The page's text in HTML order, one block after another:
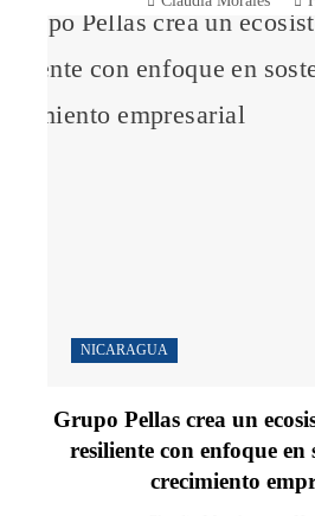
NICARAGUA
Grupo Pellas crea un
resiliente con enfoque
crecimiento